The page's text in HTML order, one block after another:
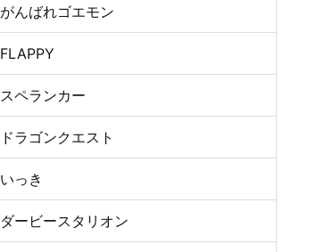
がんばれゴエモン
FLAPPY
スペランカー
ドラゴンクエスト
いっき
ダービースタリオン